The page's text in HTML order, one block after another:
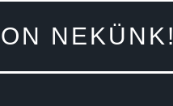
NEKÜNK!